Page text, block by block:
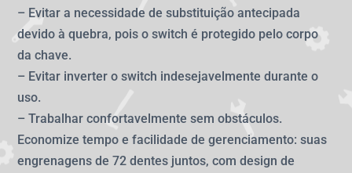
– Evitar a necessidade de substituição antecipada
devido à quebra, pois o switch é protegido pelo corpo
da chave.
– Evitar inverter o switch indesejavelmente durante o
uso.
– Trabalhar confortavelmente sem obstáculos.
Economize tempo e facilidade de gerenciamento: suas
engrenagens de 72 dentes juntos, com design de